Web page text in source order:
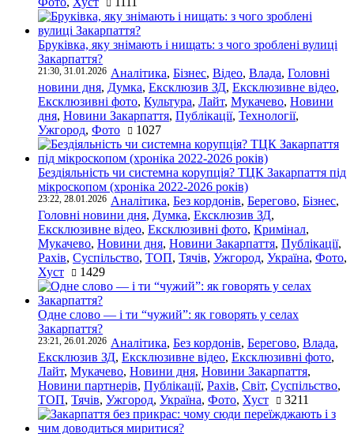
Бруківка, яку знімають і нищать: з чого зроблені вулиці
Закарпаття?
21:30, 31.01.2026 Аналітика, Бізнес, Відео, Влада, Головні
новини дня, Думка, Ексклюзив ЗД, Ексклюзивне відео,
Ексклюзивні фото, Культура, Лайт, Мукачево, Новини
дня, Новини Закарпаття, Публікації, Технології,
Ужгород, Фото 1027
Бездіяльність чи системна корупція? ТЦК Закарпаття під
мікроскопом (хроніка 2022-2026 років)
23:22, 28.01.2026 Аналітика, Без кордонів, Берегово, Бізнес,
Головні новини дня, Думка, Ексклюзив ЗД,
Ексклюзивне відео, Ексклюзивні фото, Кримінал,
Мукачево, Новини дня, Новини Закарпаття, Публікації,
Рахів, Суспільство, ТОП, Тячів, Ужгород, Україна, Фото,
Хуст
1429
Одне слово — і ти “чужий”: як говорять у селах
Закарпаття?
23:21, 26.01.2026 Аналітика, Без кордонів, Берегово, Влада,
Ексклюзив ЗД, Ексклюзивне відео, Ексклюзивні фото,
Лайт, Мукачево, Новини дня, Новини Закарпаття,
Новини партнерів, Публікації, Рахів, Світ, Суспільство,
ТОП, Тячів, Ужгород, Україна, Фото, Хуст 3211